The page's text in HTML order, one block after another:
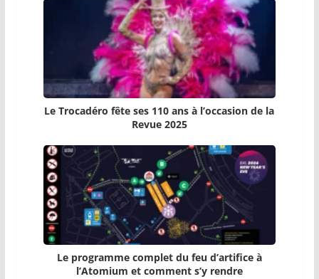
Le Trocadéro fête ses 110 ans à l’occasion de la
Revue 2025
Le programme complet du feu d’artifice à
l’Atomium et comment s’y rendre